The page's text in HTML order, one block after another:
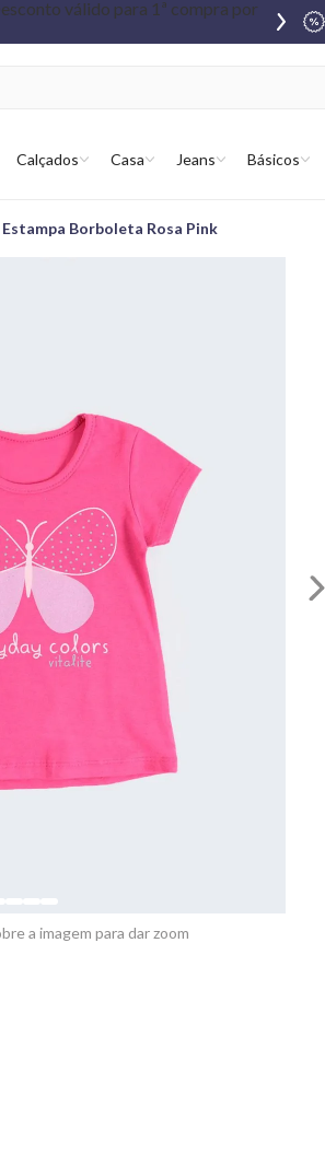
Calçados Casa Jeans Básicos
Estampa Borboleta Rosa Pink
a imagem para dar zoom